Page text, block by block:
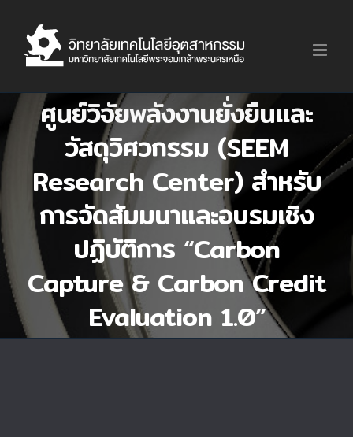
content
ศูนย์วิจัยพลังงานยั่งยืนและ
วัสดุวิศวกรรม (SEEM
Research Center) สำหรับ
การจัดสัมมนาและอบรมเชิง
ปฏิบัติการ “Carbon
Capture & Carbon Credit
Evaluation 1.0”